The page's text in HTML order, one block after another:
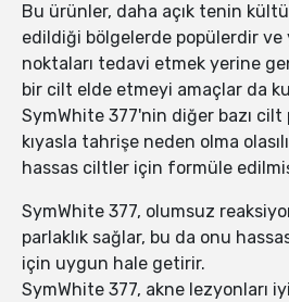
Bu ürünler, daha açık tenin
edildiği bölgelerde popülerdir ve
noktaları tedavi etmek yerine
bir cilt elde etmeyi amaçlar da
SymWhite 377'nin diğer bazı cilt
kıyasla tahrişe neden olma
hassas ciltler için formüle
SymWhite 377, olumsuz
parlaklık sağlar, bu da onu
için uygun hale getirir.
SymWhite 377, akne lezyonları